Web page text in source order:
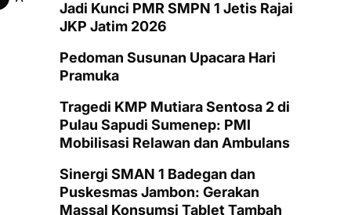
Jadi Kunci PMR SMPN 1 Jetis Rajai
JKP Jatim 2026
Pedoman Susunan Upacara Hari
Pramuka
Tragedi KMP Mutiara Sentosa 2 di
Pulau Sapudi Sumenep: PMI
Mobilisasi Relawan dan Ambulans
Sinergi SMAN 1 Badegan dan
Puskesmas Jambon: Gerakan
Massal Konsumsi Tablet Tambah